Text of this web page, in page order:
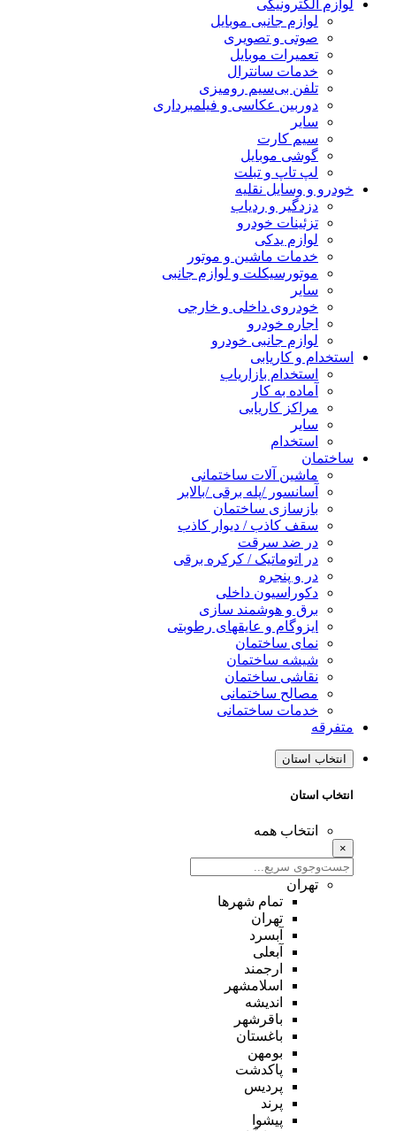
لوازم الکترونیکی
لوازم جانبی موبایل
صوتی و تصویری
تعمیرات موبایل
خدمات سانترال
تلفن بی‌سیم رومیزی
دوربین عکاسی و فیلمبرداری
سایر
سیم کارت
گوشی موبایل
لپ تاپ و تبلت
خودرو و وسایل نقلیه
دزدگیر و ردیاب
تزئینات خودرو
لوازم یدکی
خدمات ماشین و موتور
موتورسیکلت و لوازم جانبی
سایر
خودروی داخلی و خارجی
اجاره خودرو
لوازم جانبی خودرو
استخدام و کاریابی
استخدام بازاریاب
آماده به کار
مراکز کاریابی
سایر
استخدام
ساختمان
ماشین آلات ساختمانی
آسانسور /پله برقی /بالابر
بازسازی ساختمان
سقف کاذب / دیوار کاذب
در ضد سرقت
در اتوماتیک / کرکره برقی
در و پنجره
دکوراسیون داخلی
برق و هوشمند سازی
ایزوگام و عایقهای رطوبتی
نمای ساختمان
شیشه ساختمان
نقاشی ساختمان
مصالح ساختمانی
خدمات ساختمانی
متفرقه
انتخاب استان
انتخاب استان
انتخاب همه
×
تهران
تمام شهر‌ها
تهران
آبسرد
آبعلی
ارجمند
اسلامشهر
اندیشه
باقرشهر
باغستان
بومهن
پاکدشت
پردیس
پرند
پیشوا